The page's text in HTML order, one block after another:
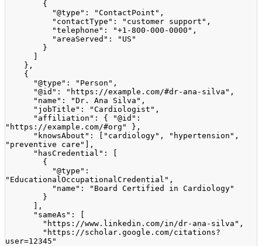
{
"@type" : "ContactPoint" ,
"contactType" : "customer support" ,
"telephone" : "+1-800-000-0000" ,
"areaServed" :
"US"
}
} ,
{
"@type" : "Person" ,
"@id" : "https://example.com/#dr-ana-silva" ,
"name" : "Dr. Ana Silva" ,
"jobTitle" : "Cardiologist" ,
"affiliation" : { "@id" :
"https://example.com/#org"
} ,
"knowsAbout" : "cardiology" , "hypertension" ,
"preventive care"
,
"hasCredential" :
{
"@type" :
"EducationalOccupationalCredential" ,
"name" :
"Board Certified in Cardiology"
}
,
"sameAs" :
"https://www.linkedin.com/in/dr-ana-silva" ,
"https://scholar.google.com/citations?
user=12345"